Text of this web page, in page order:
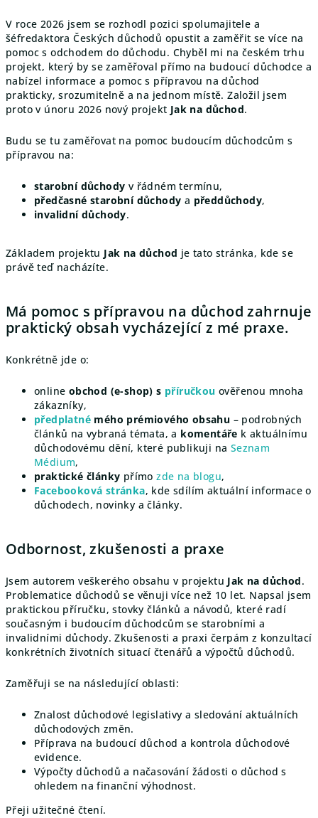
V roce 2026 jsem se rozhodl pozici spolumajitele a
šéfredaktora Českých důchodů opustit a zaměřit se více na
pomoc s odchodem do důchodu. Chyběl mi na českém trhu
projekt, který by se zaměřoval přímo na budoucí důchodce a
nabízel informace a pomoc s přípravou na důchod
prakticky, srozumitelně a na jednom místě. Založil jsem
proto v únoru 2026 nový projekt Jak na důchod.
Budu se tu zaměřovat na pomoc budoucím důchodcům s
přípravou na:
starobní důchody v řádném termínu,
předčasné starobní důchody a předdůchody,
invalidní důchody.
Základem projektu Jak na důchod je tato stránka, kde se
právě teď nacházíte.
Má pomoc s přípravou na důchod zahrnuje
praktický obsah vycházející z mé praxe.
Konkrétně jde o:
online obchod (e-shop) s příručkou ověřenou mnoha
zákazníky,
předplatné mého prémiového obsahu – podrobných
článků na vybraná témata, a komentáře k aktuálnímu
důchodovému dění, které publikuji na Seznam
Médium,
praktické články přímozde na blogu,
Facebooková stránka, kde sdílím aktuální informace o
důchodech, novinky a články.
Odbornost, zkušenosti a praxe
Jsem autorem veškerého obsahu v projektu Jak na důchod.
Problematice důchodů se věnuji více než 10 let. Napsal jsem
praktickou příručku, stovky článků a návodů, které radí
současným i budoucím důchodcům se starobními a
invalidními důchody. Zkušenosti a praxi čerpám z konzultací
konkrétních životních situací čtenářů a výpočtů důchodů.
Zaměřuji se na následující oblasti:
Znalost důchodové legislativy a sledování aktuálních
důchodových změn.
Příprava na budoucí důchod a kontrola důchodové
evidence.
Výpočty důchodů a načasování žádosti o důchod s
ohledem na finanční výhodnost.
Přeji užitečné čtení.